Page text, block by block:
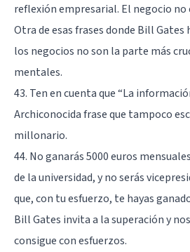
reflexión empresarial. El negocio no
Otra de esas frases donde Bill Gates
los negocios no son la parte más
mentales.
43. Ten en cuenta que “La
Archiconocida frase que tampoco
millonario.
44. No ganarás 5000 euros
de la universidad, y no serás
que, con tu esfuerzo, te hayas
Bill Gates invita a la superación y
consigue con esfuerzos.